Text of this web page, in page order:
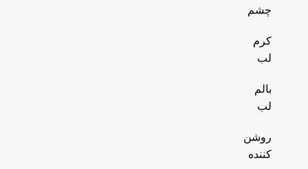
چشم
کرم
لب
بالم
لب
روشن
کننده